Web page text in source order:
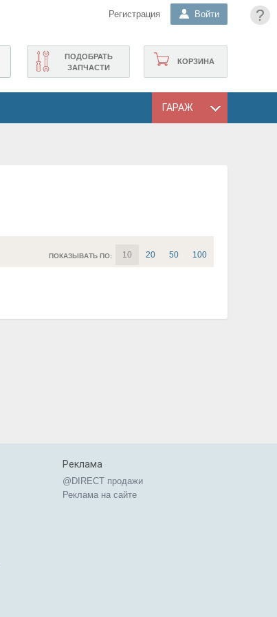
?
Регистрация Войти
КОРЗИНА
ПОДОБРАТЬ
ЗАПЧАСТИ
ГАРАЖ
ПОКАЗЫВАТЬ ПО: 10 20 50 100
Реклама
@DIRECT продажи
Реклама на сайте